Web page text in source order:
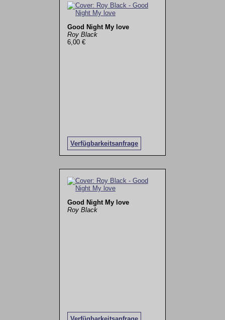
Good Night My love
Roy Black
6,00 €
Verfügbarkeitsanfrage
Good Night My love
Roy Black